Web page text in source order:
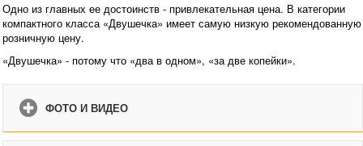
Одно из главных ее достоинств - привлекательная цена. В категории
компактного класса «Двушечка» имеет самую низкую рекомендованную
розничную цену.
«Двушечка» - потому что «два в одном», «за две копейки».
ФОТО И ВИДЕО